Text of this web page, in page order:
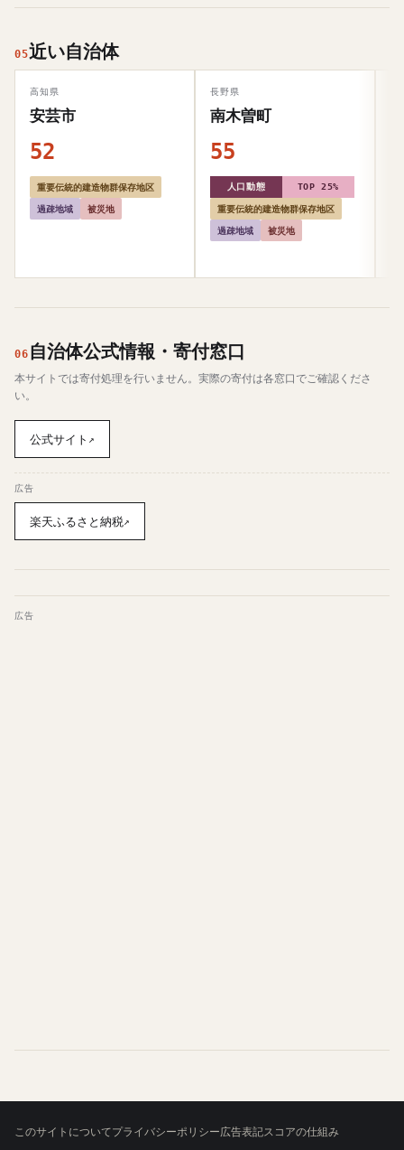
05近い自治体
高知県
安芸市
52
重要伝統的建造物群保存地区
過疎地域
被災地
長野県
南木曽町
55
人口動態 TOP 25%
重要伝統的建造物群保存地区
過疎地域
被災地
06 自治体公式情報・寄付窓口
本サイトでは寄付処理を行いません。実際の寄付は各窓口でご確認くださ
い。
公式サイト ↗
広告
楽天ふるさと納税↗
広告
このサイトについてプライバシーポリシー広告表記スコアの仕組み